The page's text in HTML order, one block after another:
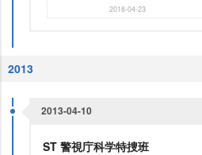
2018-04-23
2013
2013-04-10
ST 警視庁科学特捜班